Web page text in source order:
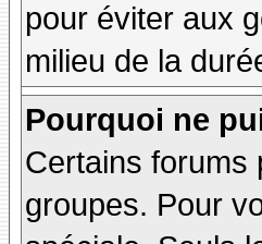
pour éviter aux
milieu de la
Pourquoi ne
Certains forums
groupes. Pour